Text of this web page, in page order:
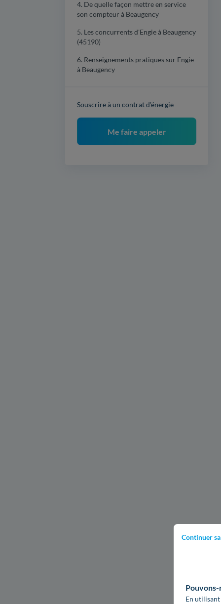
Continuer
Pouvons-
En
4. De quelle façon mettre en service
son compteur à Beaugency
5. Les concurrents d'Engie à Beaugency
(45190)
6. Renseignements pratiques sur Engie
à Beaugency
Souscrire à un contrat d'énergie
Me faire appeler